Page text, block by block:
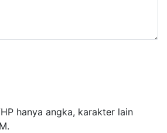
hanya angka, karakter lain